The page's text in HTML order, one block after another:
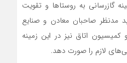
گازرسانی به روستاها و تقویت
مدنظر صاحبان معادن و صنایع
اتاق نیز در این زمینه
لازم را صورت دهد.